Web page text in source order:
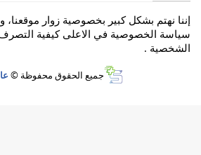
إننا نهتم بشكل كبير بخصوصية زوار موقعنا،
سياسة الخصوصية في الاعلى كيفية
الشخصية .
جميع الحقوق محفوظة ©